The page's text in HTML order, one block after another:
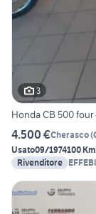
3
Honda CB 500 four
4.500 €Cherasco(
Usato09/1974100 Km
Rivenditore